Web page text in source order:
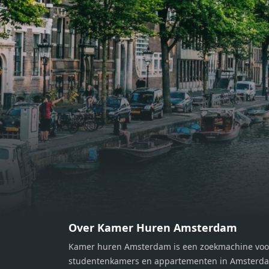
gemakken voorzien, perfect voor het
bereiden van heerlijke maaltijden.
Vanuit de woonkamer stap je zo het
balkon op, waar je kunt genieten
van een prachtig uitzicht en een
moment van rust. De woning
beschikt over twee comfortabele
slaapkamers van respectievelijk 12,1
m² en 8 m². Beide kamers bieden tal
van mogelijkheden, zoals een fijne
werkplek, een logeerkamer of een
persoonlijke slaapkamer. De
gemak en privacy. Gelegen in een
Zaandam, bevindt de woning zich
van
m²
van
Over Kamer Huren Amsterdam
Kamer huren Amsterdam is een zoekmachine
studentenkamers en appartementen in